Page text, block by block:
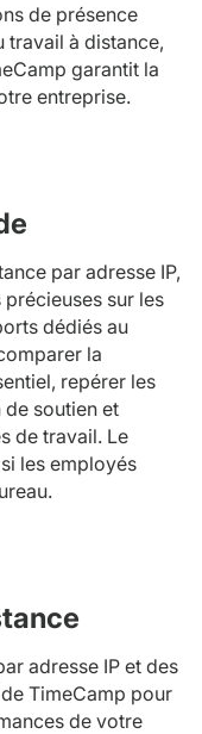
de présence
travail à distance,
garantit la
entreprise.
par adresse IP,
sur les
dédiés au
la
repérer les
de soutien et
de travail. Le
les employés
adresse IP et des
TimeCamp pour
de votre